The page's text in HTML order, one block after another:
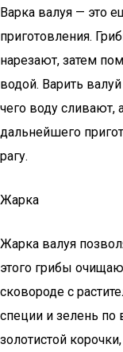
Варка валуя — это
приготовления.
нарезают, затем
водой. Варить
чего воду сливают,
дальнейшего
рагу.
Жарка
Жарка валуя
этого грибы
сковороде с
специи и зелень по
золотистой